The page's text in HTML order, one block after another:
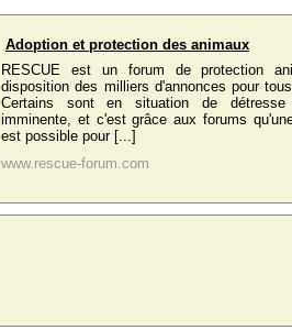
Adoption et protection des animaux
RESCUE est un forum de protection
disposition des milliers d'annonces pour
Certains sont en situation de détresse
imminente, et c'est grâce aux forums
est possible pour [...]
www.rescue-forum.com